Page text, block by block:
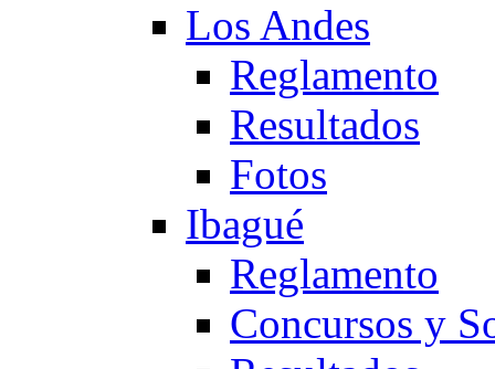
Los Andes
Reglamento
Resultados
Fotos
Ibagué
Reglamento
Concursos y